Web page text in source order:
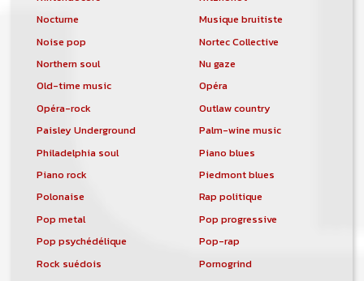
Nocturne
Musique bruitiste
Noise pop
Nortec Collective
Northern soul
Nu gaze
Old-time music
Opéra
Opéra-rock
Outlaw country
Paisley Underground
Palm-wine music
Philadelphia soul
Piano blues
Piano rock
Piedmont blues
Polonaise
Rap politique
Pop metal
Pop progressive
Pop psychédélique
Pop-rap
Rock suédois
Pornogrind